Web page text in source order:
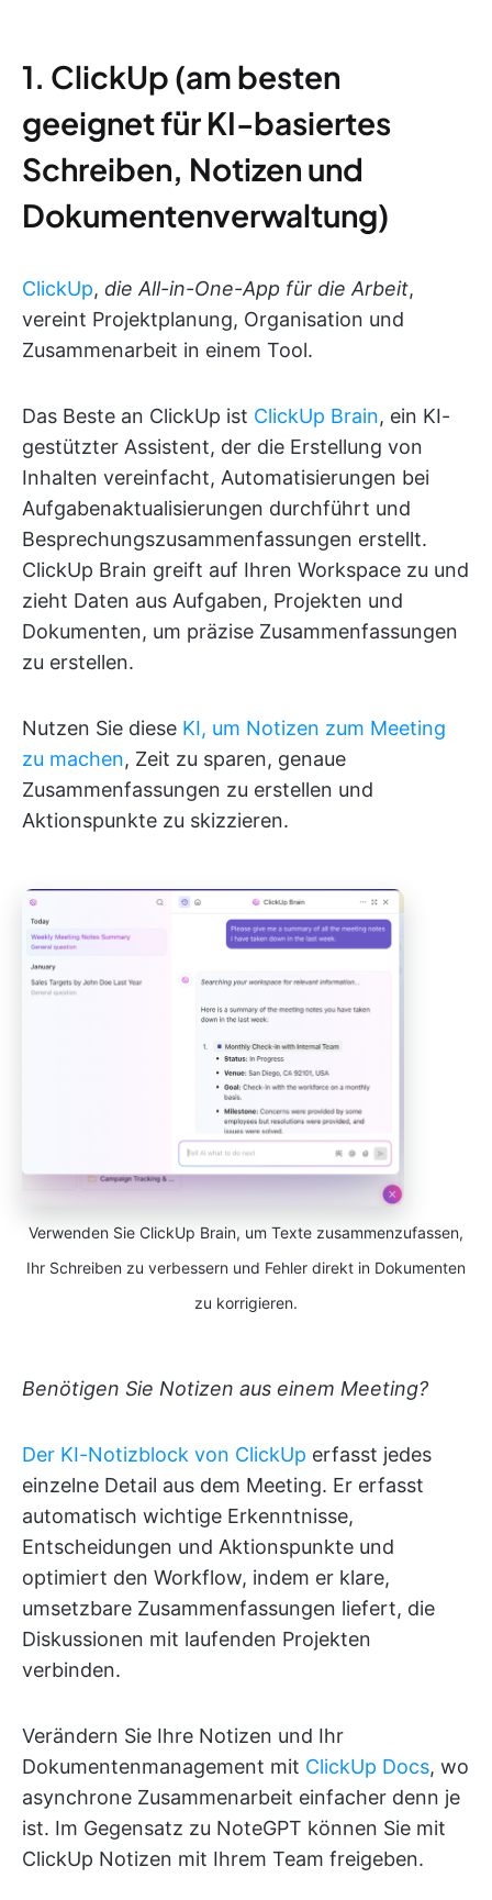
1. ClickUp (am besten
geeignet für KI-basiertes
Schreiben, Notizen und
Dokumentenverwaltung)
ClickUp, die All-in-One-App für die Arbeit,
vereint Projektplanung, Organisation und
Zusammenarbeit in einem Tool.
Das Beste an ClickUp ist ClickUp Brain, ein KI-
gestützter Assistent, der die Erstellung von
Inhalten vereinfacht, Automatisierungen bei
Aufgabenaktualisierungen durchführt und
Besprechungszusammenfassungen erstellt.
ClickUp Brain greift auf Ihren Workspace zu und
zieht Daten aus Aufgaben, Projekten und
Dokumenten, um präzise Zusammenfassungen
zu erstellen.
Nutzen Sie diese KI, um Notizen zum Meeting
zu machen, Zeit zu sparen, genaue
Zusammenfassungen zu erstellen und
Aktionspunkte zu skizzieren.
Verwenden Sie ClickUp Brain, um Texte zusammenzufassen,
Ihr Schreiben zu verbessern und Fehler direkt in Dokumenten
zu korrigieren.
Benötigen Sie Notizen aus einem Meeting?
Der KI-Notizblock von ClickUp erfasst jedes
einzelne Detail aus dem Meeting. Er erfasst
automatisch wichtige Erkenntnisse,
Entscheidungen und Aktionspunkte und
optimiert den Workflow, indem er klare,
umsetzbare Zusammenfassungen liefert, die
Diskussionen mit laufenden Projekten
verbinden.
Verändern Sie Ihre Notizen und Ihr
Dokumentenmanagement mit ClickUp Docs, wo
asynchrone Zusammenarbeit einfacher denn je
ist. Im Gegensatz zu NoteGPT können Sie mit
ClickUp Notizen mit Ihrem Team freigeben.